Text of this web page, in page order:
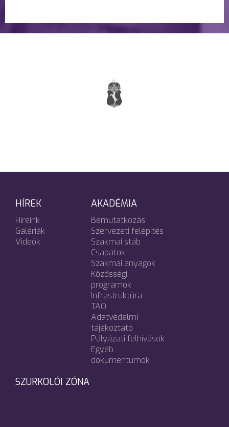
HÍREK
Híreink
Galériák
Videók
AKADÉMIA
Bemutatkozás
Szervezeti felépítés
Szakmai stáb
Csapatok
Szakmai anyagok
Közösségi
programok
Infrastruktúra
TAO
Adatvédelmi
tájékoztató
Pályázati felhívások
Egyéb
dokumentumok
SZURKOLÓI ZÓNA